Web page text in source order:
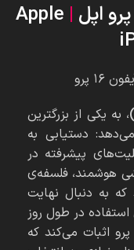
|
Apple
پرو
، به یکی از بزرگترین
دستیابی به
پیشرفته در
هوشمند، فلسفه‌ی
که به دنبال نهایت
استفاده در طول روز
را در اولویت قرار می‌دهند. آیفون ۱۶ پرو اثبات می‌کند که